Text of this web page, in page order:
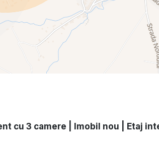
cu 3 camere | Imobil nou | Etaj